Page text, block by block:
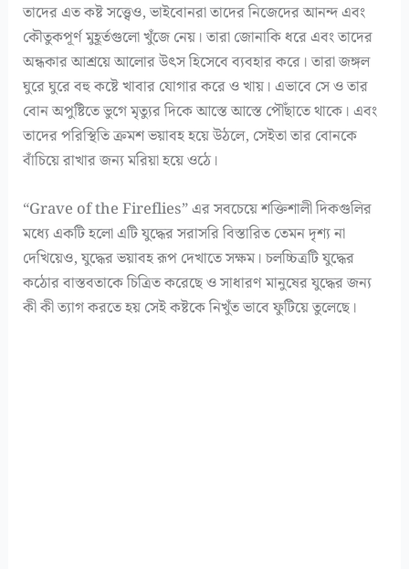
তাদের এত কষ্ট সত্ত্বেও, ভাইবোনরা তাদের নিজেদের আনন্দ এবং
কৌতুকপূর্ণ মুহূর্তগুলো খুঁজে নেয়। তারা জোনাকি ধরে এবং তাদের
অন্ধকার আশ্রয়ে আলোর উৎস হিসেবে ব্যবহার করে। তারা জঙ্গল
ঘুরে ঘুরে বহু কষ্টে খাবার যোগার করে ও খায়। এভাবে সে ও তার
বোন অপুষ্টিতে ভুগে মৃত্যুর দিকে আস্তে আস্তে পৌঁছাতে থাকে। এবং
তাদের পরিস্থিতি ক্রমশ ভয়াবহ হয়ে উঠলে, সেইতা তার বোনকে
বাঁচিয়ে রাখার জন্য মরিয়া হয়ে ওঠে।
“Grave of the Fireflies” এর সবচেয়ে শক্তিশালী দিকগুলির
মধ্যে একটি হলো এটি যুদ্ধের সরাসরি বিস্তারিত তেমন দৃশ্য না
দেখিয়েও, যুদ্ধের ভয়াবহ রূপ দেখাতে সক্ষম। চলচ্চিত্রটি যুদ্ধের
কঠোর বাস্তবতাকে চিত্রিত করেছে ও সাধারণ মানুষের যুদ্ধের জন্য
কী কী ত্যাগ করতে হয় সেই কষ্টকে নিখুঁত ভাবে ফুটিয়ে তুলেছে।